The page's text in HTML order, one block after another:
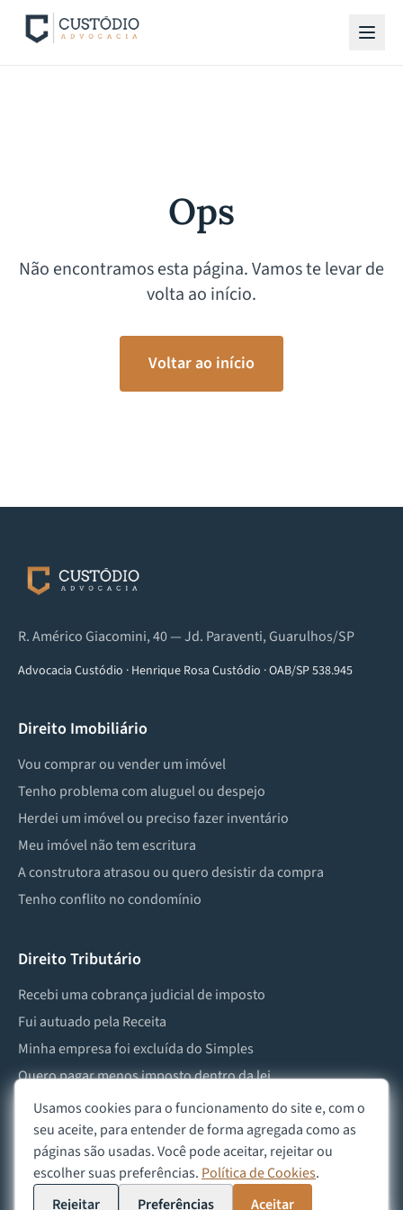
Ops
Não encontramos esta página. Vamos te levar de
volta ao início.
Voltar ao início
R. Américo Giacomini, 40 — Jd. Paraventi, Guarulhos/SP
Advocacia Custódio · Henrique Rosa Custódio ·OAB/SP 538.945
Direito Imobiliário
Vou comprar ou vender um imóvel
Tenho problema com aluguel ou despejo
Herdei um imóvel ou preciso fazer inventário
Meu imóvel não tem escritura
A construtora atrasou ou quero desistir da compra
Tenho conflito no condomínio
Direito Tributário
Recebi uma cobrança judicial de imposto
Fui autuado pela Receita
Minha empresa foi excluída do Simples
Quero pagar menos imposto dentro da lei
Preciso lidar com imposto de herança ou doação
2026Advocacia Custódio
Política de Privacidade Política de Cookies Aviso Legal
Usamos cookies para o funcionamento do site e, com o
seu aceite, para entender de forma agregada como as
páginas são usadas. Você pode aceitar, rejeitar ou
escolher suas preferências. Política de Cookies.
Rejeitar
Preferências Aceitar